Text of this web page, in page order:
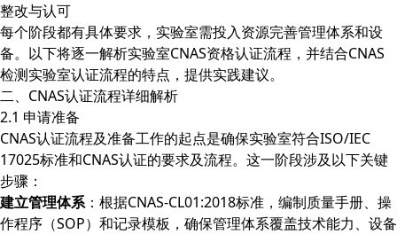
整改与认可
每个阶段都有具体要求，实验室需投入资源完善管理体系和设
备。以下将逐一解析实验室CNAS资格认证流程，并结合CNAS
检测实验室认证流程的特点，提供实践建议。
二、CNAS认证流程详细解析
2.1 申请准备
CNAS认证流程及准备工作的起点是确保实验室符合ISO/IEC
17025标准和CNAS认证的要求及流程。这一阶段涉及以下关键
步骤：
建立管理体系：根据CNAS-CL01:2018标准，编制质量手册、操
作程序（SOP）和记录模板，确保管理体系覆盖技术能力、设备